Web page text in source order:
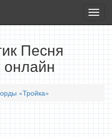
игры
Песня
онлайн
«Тройка»